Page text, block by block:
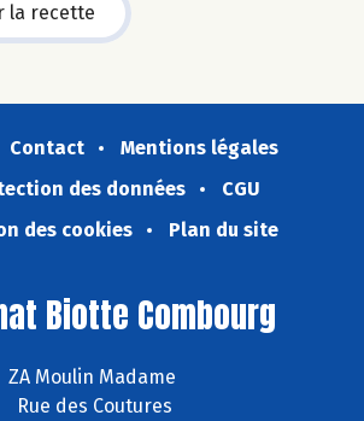
la recette
Contact
Mentions légales
des données
CGU
des cookies
Plan du site
Biotte Combourg
ZA Moulin Madame
Rue des Coutures